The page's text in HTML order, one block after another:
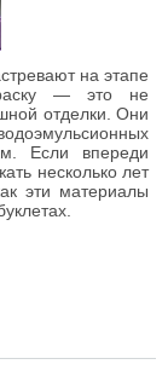
на этапе
— это не
отделки. Они
Если впереди
несколько лет
эти материалы